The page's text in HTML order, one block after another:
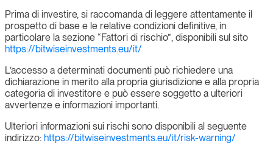
Prima di investire, si raccomanda di leggere attentamente il
prospetto di base e le relative condizioni definitive, in
particolare la sezione “Fattori di rischio”, disponibili sul sito
https://bitwiseinvestments.eu/it/
L’accesso a determinati documenti può richiedere una
dichiarazione in merito alla propria giurisdizione e alla propria
categoria di investitore e può essere soggetto a ulteriori
avvertenze e informazioni importanti.
Ulteriori informazioni sui rischi sono disponibili al seguente
indirizzo: https://bitwiseinvestments.eu/it/risk-warning/